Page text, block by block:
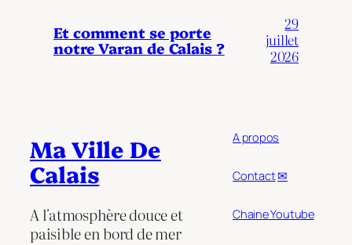
Et comment se porte
notre Varan de Calais ?
29
juillet
2026
Ma Ville De
Calais
A l'atmosphère douce et
paisible en bord de mer
A propos
Contact✉
Chaine Youtube